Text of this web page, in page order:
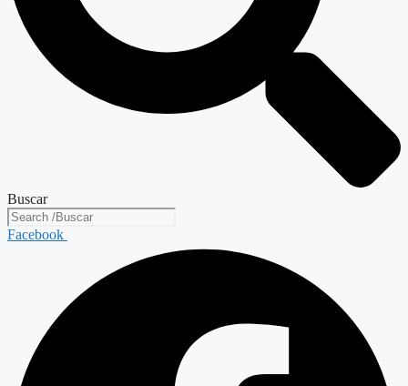
Buscar
Facebook